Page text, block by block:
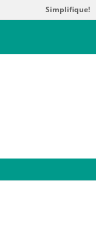
Simplifique!